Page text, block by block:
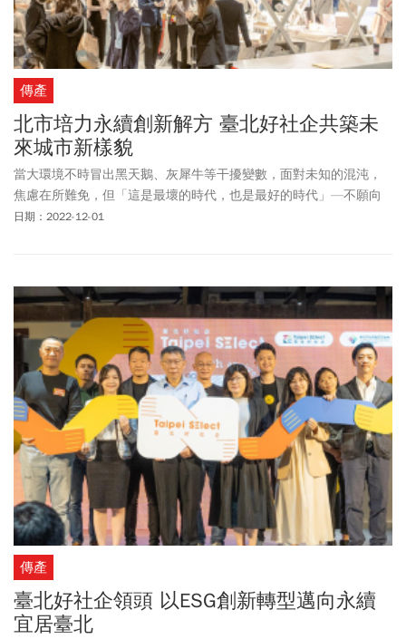
傳產
北市培力永續創新解方 臺北好社企共築未
來城市新樣貌
當大環境不時冒出黑天鵝、灰犀牛等干擾變數，面對未知的混沌，
焦慮在所難免，但「這是最壞的時代，也是最好的時代」—不願向
現實妥協，使得愈來愈多人積極投身尋求改變的解方。進入第8年的
城市的創新，打造兼具永續與多元的未來新風貌。
日期：2022-12-01
傳產
臺北好社企領頭 以ESG創新轉型邁向永續
宜居臺北